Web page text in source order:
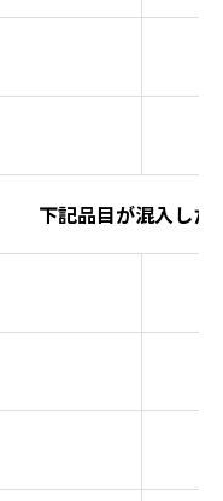
下記品目が混入した